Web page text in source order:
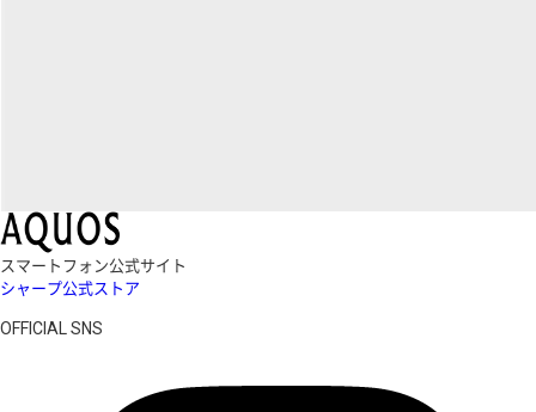
スマートフォン公式サイト
シャープ公式ストア
OFFICIAL SNS